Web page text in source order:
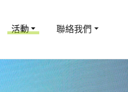
活動 聯絡我們